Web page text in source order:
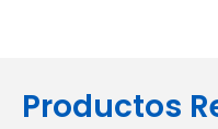
Productos